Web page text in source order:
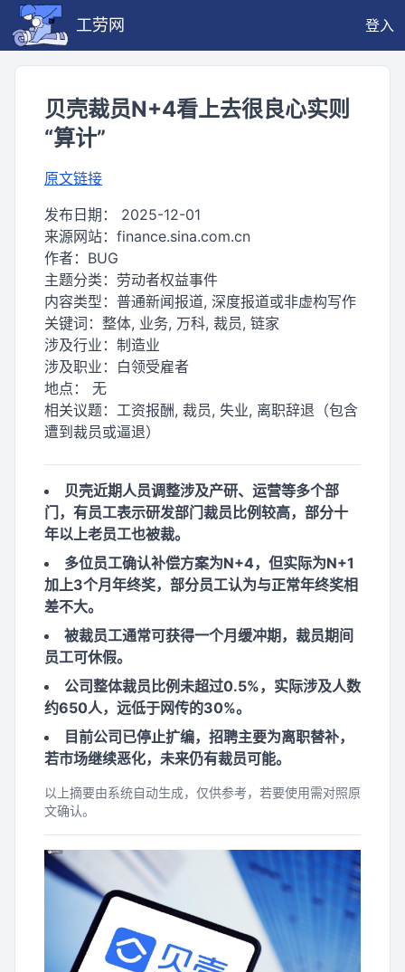
工劳网 登入
贝壳裁员N+4看上去很良心实则
“算计”
原文链接
发布日期： 2025-12-01
来源网站： finance.sina.com.cn
作者： BUG
主题分类： 劳动者权益事件
内容类型： 普通新闻报道, 深度报道或非虚构写作
关键词： 整体, 业务, 万科, 裁员, 链家
涉及行业： 制造业
涉及职业： 白领受雇者
地点： 无
相关议题： 工资报酬, 裁员, 失业, 离职辞退（包含
遭到裁员或逼退）
贝壳近期人员调整涉及产研、运营等多个部
门，有员工表示研发部门裁员比例较高，部分十
年以上老员工也被裁。
多位员工确认补偿方案为N+4，但实际为N+1
加上3个月年终奖，部分员工认为与正常年终奖相
差不大。
被裁员工通常可获得一个月缓冲期，裁员期间
员工可休假。
公司整体裁员比例未超过0.5%，实际涉及人数
约650人，远低于网传的30%。
目前公司已停止扩编，招聘主要为离职替补，
若市场继续恶化，未来仍有裁员可能。
以上摘要由系统自动生成，仅供参考，若要使用需对照原
文确认。